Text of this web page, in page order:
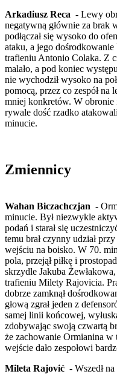
Arkadiusz Reca - Lewy
negatywną głównie za brak
podłączał się wysoko do
ataku, a jego
trafieniu Antonio Colaka. Z
malało, a pod koniec
nie wychodził wysoko na
pomocą, przez co zespół na
mniej konkretów. W obronie
rywale dość rzadko
minucie.
Zmiennicy
Wahan Biczachczjan -
minucie. Był niezwykle
podań i starał się
temu brał czynny udział
wejściu na boisko. W 70.
pola, przejął piłkę i
skrzydle Jakuba
trafieniu Milety Rajovicia.
dobrze zamknął
głową zgrał jeden z
samej linii końcowej,
zdobywając swoją czwartą
że zachowanie Ormianina
wejście dało zespołowi
Mileta Rajović - Wszedł